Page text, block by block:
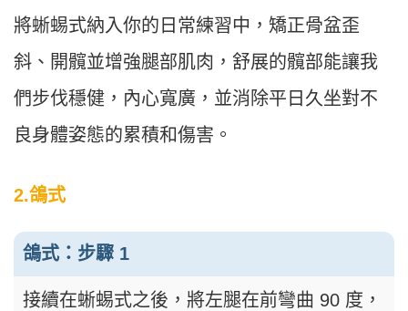
將蜥蜴式納入你的日常練習中，矯正骨盆歪
斜、開髖並增強腿部肌肉，舒展的髖部能讓我
們步伐穩健，內心寬廣，並消除平日久坐對不
良身體姿態的累積和傷害。
2.鴿式
鴿式：步驟 1
接續在蜥蜴式之後，將左腿在前彎曲 90 度，